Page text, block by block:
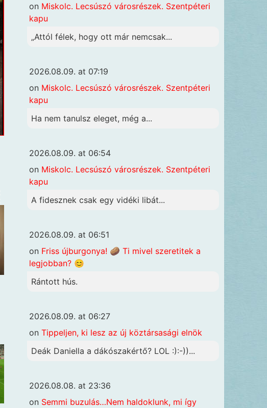
on Miskolc. Lecsúszó városrészek. Szentpéteri
kapu
„Attól félek, hogy ott már nemcsak...
2026.08.09. at 07:19
on Miskolc. Lecsúszó városrészek. Szentpéteri
kapu
Ha nem tanulsz eleget, még a...
2026.08.09. at 06:54
on Miskolc. Lecsúszó városrészek. Szentpéteri
kapu
A fidesznek csak egy vidéki libát...
2026.08.09. at 06:51
on Friss újburgonya! 🥔 Ti mivel szeretitek a
legjobban? 😊
Rántott hús.
2026.08.09. at 06:27
on Tippeljen, ki lesz az új köztársasági elnök
Deák Daniella a dákószakértő? LOL :):-))...
2026.08.08. at 23:36
on Semmi buzulás…Nem haldoklunk, mi így